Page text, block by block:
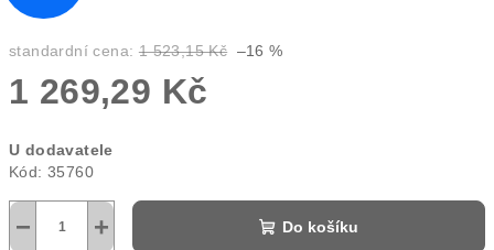
standardní cena: 1 523,15 Kč –16 %
1 269,29 Kč
cena:
U dodavatele
Kód: 35760
+
− Do košíku